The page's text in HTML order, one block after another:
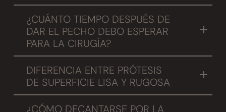
¿CUÁNTO TIEMPO DESPUÉS DE
DAR EL PECHO DEBO ESPERAR
PARA LA CIRUGÍA?
Recomendamos que la paciente se opere 6
meses después de haber dejado la lactancia,
de manera que el pecho no se encuentra
inflamado, no está activo y la tasa de
DIFERENCIA ENTRE PRÓTESIS
DE SUPERFICIE LISA Y RUGOSA
En un inicio las prótesis de mama eran todas
¿CÓMO DECANTARSE POR LA